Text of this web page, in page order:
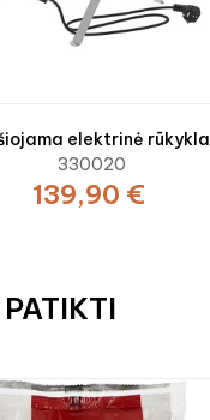
elektrinė rūkykla
330020
139,90 €